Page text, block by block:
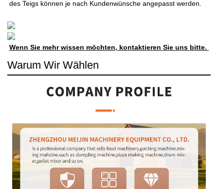
des Teigs können je nach Kundenwünsche angepasst werden.
Wenn Sie mehr wissen möchten, kontaktieren Sie uns bitte.
Warum Wir Wählen